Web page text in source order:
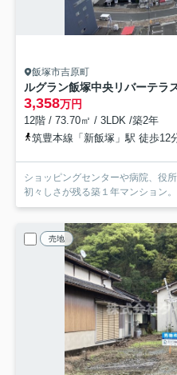
飯塚市吉原町
ルグラン飯塚中央リバーテラ
3,358万円
12階 / 73.70㎡ / 3LDK /築2年
筑豊本線「新飯塚」駅 徒歩12
ショッピングセンターや病院、役
初々しさが残る築１年マンション
売地